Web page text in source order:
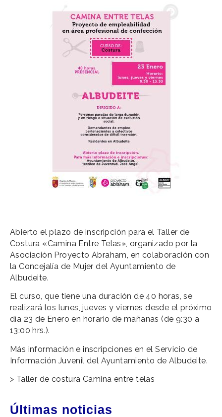
Abierto el plazo de inscripción para el Taller de
Costura «Camina Entre Telas», organizado por la
Asociación Proyecto Abraham, en colaboración con
la Concejalía de Mujer del Ayuntamiento de
Albudeite.
El curso, que tiene una duración de 40 horas, se
realizará los lunes, jueves y viernes desde el próximo
día 23 de Enero en horario de mañanas (de 9:30 a
13:00 hrs.).
Más información e inscripciones en el Servicio de
Información Juvenil del Ayuntamiento de Albudeite.
> Taller de costura Camina entre telas
Últimas noticias